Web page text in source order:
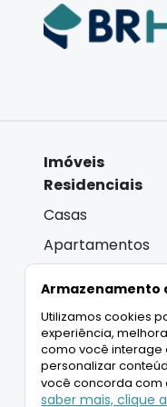
Imóveis
Residenciais
Casas
Apartamentos
Lançamentos
LIGAMOS
Armazenamento
Utilizamos cookies
experiência,
como você interage
personalizar
você concorda com
saber mais, clique